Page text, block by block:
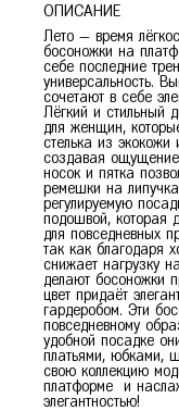
ОПИСАНИЕ
Лето — время
босоножки на
себе последние
универсальность.
сочетают в себе
Лёгкий и стильный
для женщин,
стелька из экокожи
создавая
носок и пятка
ремешки на
регулируемую
подошвой, которая
для повседневных
так как благодаря
снижает нагрузку
делают босоножки
цвет придаёт
гардеробом. Эти
повседневному
удобной посадке
платьями, юбками,
свою коллекцию
платформе и
элегантностью!
36